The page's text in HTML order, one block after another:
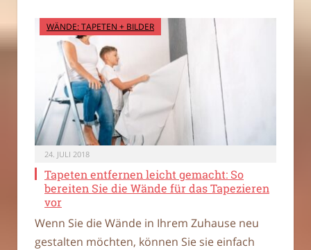
WÄNDE: TAPETEN + BILDER
24. JULI 2018
Tapeten entfernen leicht gemacht: So
bereiten Sie die Wände für das Tapezieren
vor
Wenn Sie die Wände in Ihrem Zuhause neu
gestalten möchten, können Sie sie einfach